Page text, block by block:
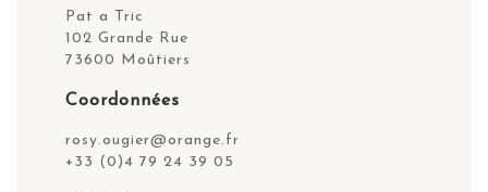
Pat a Tric
102 Grande Rue
73600 Moûtiers
Coordonnées
rosy.ougier@orange.fr
+33 (0)4 79 24 39 05